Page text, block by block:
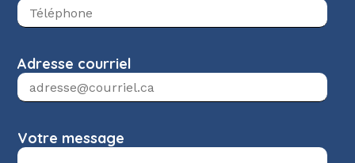
Adresse courriel
Votre message